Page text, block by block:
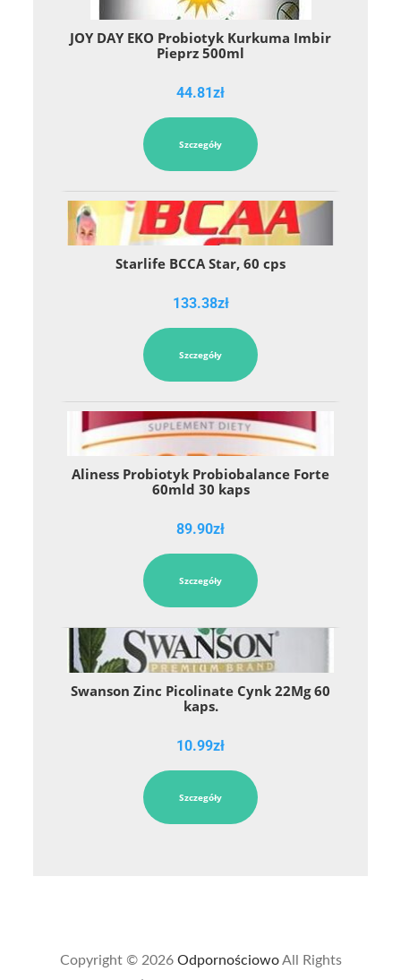
JOY DAY EKO Probiotyk Kurkuma Imbir
Pieprz 500ml
44.81zł
Szczegóły
Starlife BCCA Star, 60 cps
133.38zł
Szczegóły
Aliness Probiotyk Probiobalance Forte
60mld 30 kaps
89.90zł
Szczegóły
Swanson Zinc Picolinate Cynk 22Mg 60
kaps.
10.99zł
Szczegóły
Copyright © 2026 OdpornościowoAll Rights